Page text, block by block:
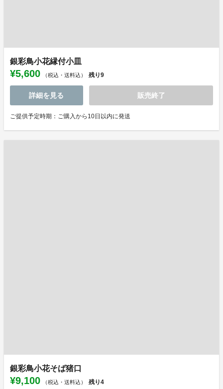
銀彩鳥小花縁付小皿
¥5,600 （税込・送料込） 残り9
詳細を見る 販売終了
ご提供予定時期：ご購入から10日以内に発送
銀彩鳥小花そば猪口
¥9,100 （税込・送料込） 残り4